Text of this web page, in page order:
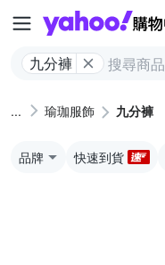
九分褲
瑜珈服飾 九分褲
品牌 快速到貨